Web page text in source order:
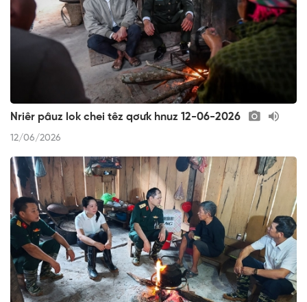
Nriêr pâuz lok chei têz qơưk hnuz 12-06-2026
12/06/2026